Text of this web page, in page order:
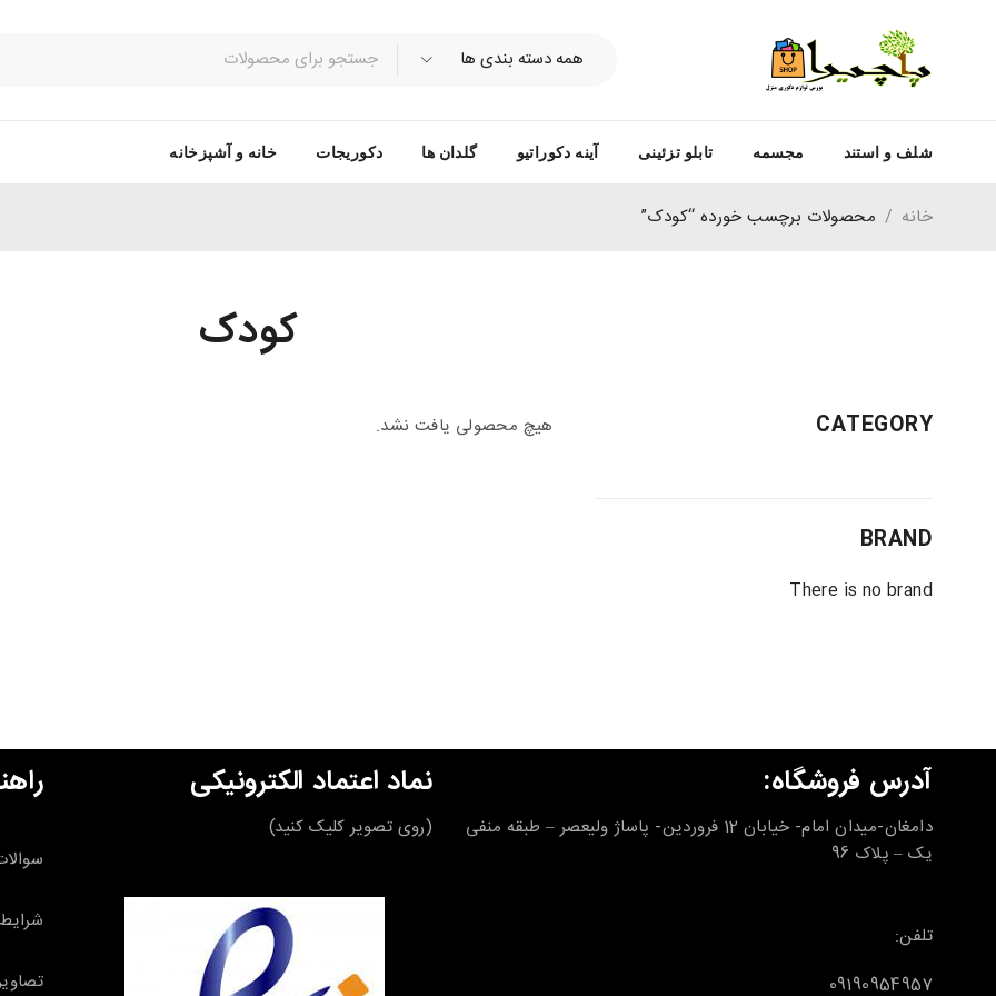
شلف و استند مجسمه تابلو تزئینی آینه دکوراتیو گلدان ها دکوریجات خانه و آشپزخانه
کودک
خانه / محصولات برچسب خورده “کودک”
CATEGORY
BRAND
There is no brand
هیچ محصولی یافت نشد.
آدرس فروشگاه:
دامغان-میدان امام- خیابان 12 فروردین- پاساژ ولیعصر – طبقه منفی
یک – پلاک 96
تلفن:
09190954957
نماد اعتماد الکترونیکی
(روی تصویر کلیک کنید)